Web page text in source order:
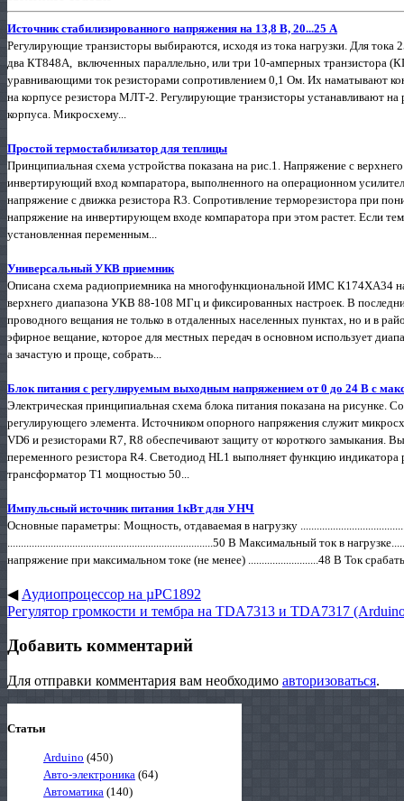
Источник стабилизированного напряжения на 13,8 В, 20...25 А
Регулирующие транзисторы выбираются, исходя из тока нагрузки. Для
два КТ848А, включенных параллельно, или три 10-амперных транзистора
уравнивающими ток резисторами сопротивлением 0,1 Ом. Их наматывают
на корпусе резистора МЛТ-2. Регулирующие транзисторы устанавливают
корпуса. Микросхему...
Простой термостабилизатор для теплицы
Принципиальная схема устройства показана на рис.1. Напряжение с
инвертирующий вход компаратора, выполненного на операционном
напряжение с движка резистора R3. Сопротивление терморезистора при
напряжение на инвертирующем входе компаратора при этом растет. Если
установленная переменным...
Универсальный УКВ приемник
Описана схема радиоприемника на многофункциональной ИМС К174ХА34
верхнего диапазона УКВ 88-108 МГц и фиксированных настроек. В
проводного вещания не только в отдаленных населенных пунктах, но и в
эфирное вещание, которое для местных передач в основном использует
а зачастую и проще, собрать...
Блок питания с регулируемым выходным напряжением от 0 до 24 В с
Электрическая принципиальная схема блока питания показана на рисунке.
регулирующего элемента. Источником опорного напряжения служит
VD6 и резисторами R7, R8 обеспечивают защиту от короткого замыкания.
переменного резистора R4. Светодиод HL1 выполняет функцию
трансформатор T1 мощностью 50...
Импульсный источник питания 1кВт для УНЧ
Основные параметры: Мощность, отдаваемая в нагрузку
............................................................................50 В Максимальный ток в
напряжение при максимальном токе (не менее) ..........................48 В Ток
◀ Аудиопроцессор на µPC1892
Регулятор громкости и тембра на TDA7313 и TDA7317
Добавить комментарий
Для отправки комментария вам необходимо авторизоваться.
Статьи
Arduino (450)
Авто-электроника (64)
Автоматика (140)